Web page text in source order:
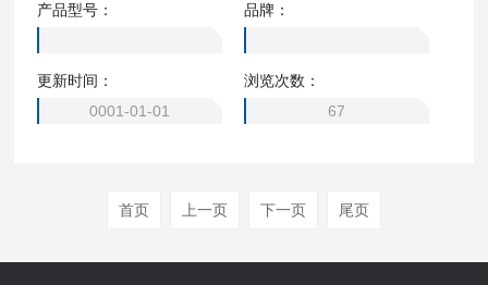
DZF-6050B DZF-6055B DZF-6213 DZF-6216 DZF-6123 D
ZF-6126 DZF-6092 DZF-6094 DZF-6096 DZF-62000 DZF-
6500 DZF-6930 DZF-6210 DZF-6216A DZF-6090 DZF-609
产品型号： 品牌：
更新时间：
0001-01-01
浏览次数：
67
首页 上一页 下一页 尾页